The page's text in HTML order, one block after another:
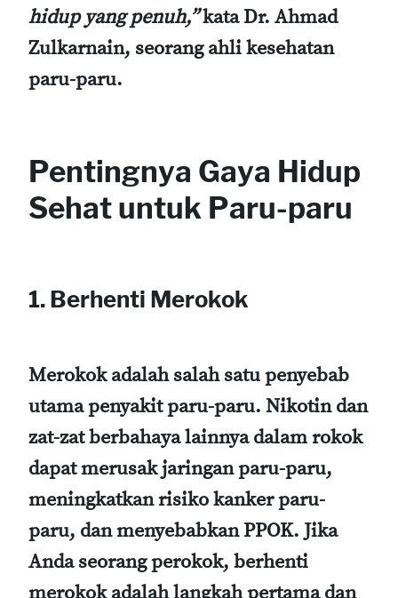
hidup yang penuh,”kata Dr. Ahmad
Zulkarnain, seorang ahli kesehatan
paru-paru.
Pentingnya Gaya Hidup
Sehat untuk Paru-paru
1.Berhenti Merokok
Merokok adalah salah satu penyebab
utama penyakit paru-paru. Nikotin dan
zat-zat berbahaya lainnya dalam rokok
dapat merusak jaringan paru-paru,
meningkatkan risiko kanker paru-
paru, dan menyebabkan PPOK. Jika
Anda seorang perokok, berhenti
merokok adalah langkah pertama dan